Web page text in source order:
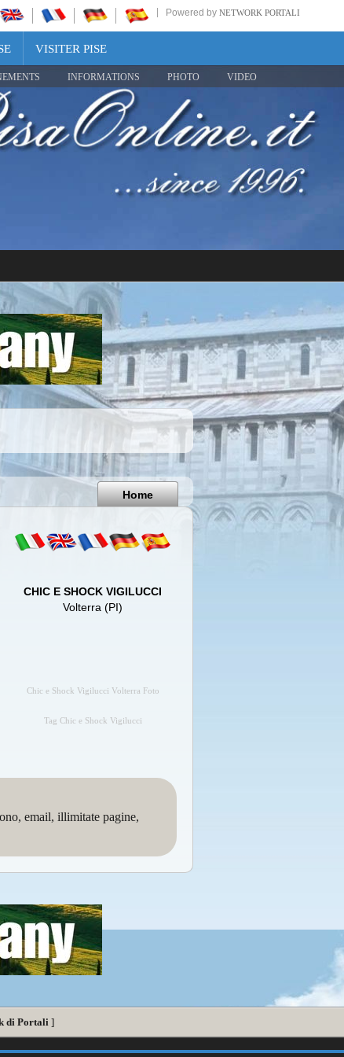
Powered by NETWORK PORTALI
VISITER PISE
INFORMATIONS PHOTO VIDEO
Share
Pisa
Italy
Home
CHIC E SHOCK VIGILUCCI
Volterra (PI)
Chic e Shock Vigilucci Volterra Foto
Tag Chic e Shock Vigilucci
email, illimitate pagine,
di Portali ]